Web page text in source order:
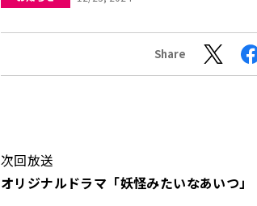
Share
次回放送
オリジナルドラマ「妖怪みたいなあいつ」